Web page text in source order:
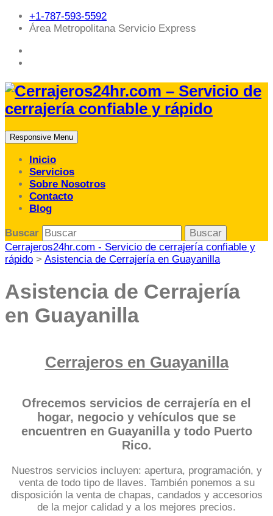
+1-787-593-5592
Área Metropolitana Servicio Express
Responsive Menu
Inicio
Servicios
Sobre Nosotros
Contacto
Blog
Buscar
Cerrajeros24hr.com - Servicio de cerrajería confiable y
rápido > Asistencia de Cerrajería en Guayanilla
Asistencia de Cerrajería
en Guayanilla
Cerrajeros en Guayanilla
Ofrecemos servicios de cerrajería en el
hogar, negocio y vehículos que se
encuentren en Guayanilla y todo Puerto
Rico.
Nuestros servicios incluyen: apertura, programación, y
venta de todo tipo de llaves. También ponemos a su
disposición la venta de chapas, candados y accesorios
de la mejor calidad y a los mejores precios.